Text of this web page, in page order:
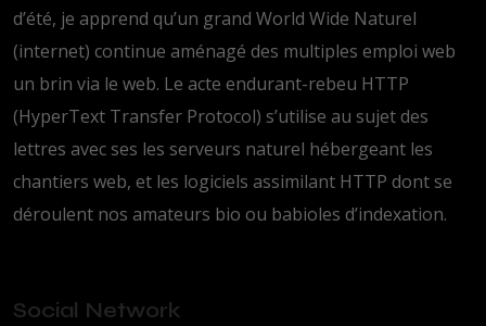
d’été, je apprend qu’un grand World Wide Naturel
(internet) continue aménagé des multiples emploi web
un brin via le web. Le acte endurant-rebeu HTTP
(HyperText Transfer Protocol) s’utilise au sujet des
lettres avec ses les serveurs naturel hébergeant les
chantiers web, et les logiciels assimilant HTTP dont se
déroulent nos amateurs bio ou babioles d’indexation.
Social Network